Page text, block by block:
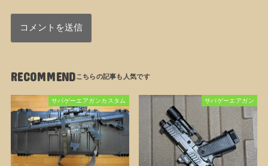
RECOMMEND
サバゲーエアガンカスタム サバゲーエアガン